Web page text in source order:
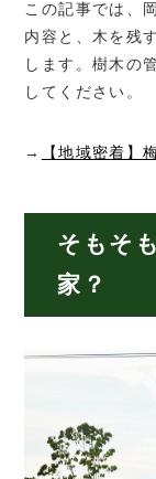
この記事では、
内容と、木を残
します。樹木の
してください。
→ 【地域密着】
そもそ
家？